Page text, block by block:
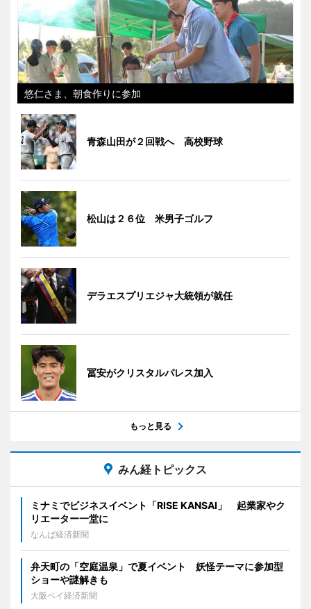
悠仁さま、朝食作りに参加
青森山田が２回戦へ 高校野球
松山は２６位 米男子ゴルフ
デラエスプリエジャ大統領が就任
冨安がクリスタルパレス加入
もっと見る
みん経トピックス
ミナミでビジネスイベント「RISE KANSAI」 起業家やク
リエーター一堂に
なんば経済新聞
弁天町の「空庭温泉」で夏イベント 妖怪テーマに参加型
ショーや謎解きも
大阪ベイ経済新聞